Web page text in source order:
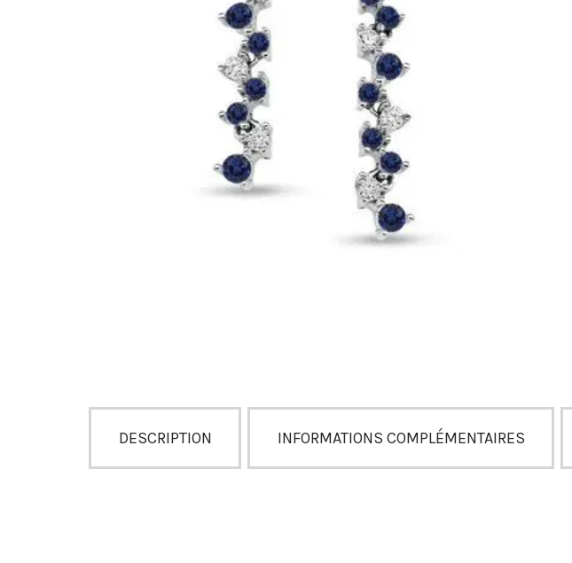
DESCRIPTION INFORMATIONS COMPLÉMENTAIRES